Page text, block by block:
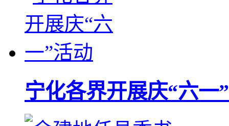
宁化各界开展庆“六一